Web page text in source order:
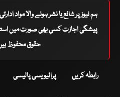
ہم نیوز پر شائع یا نشر ہونے والا مواد
پیشگی اجازت کسی بھی صورت میں
حقوق محفوظ ہیں ©
رابطہ کریں پرائیویسی پالیسی